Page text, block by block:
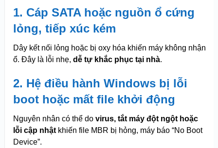
1. Cáp SATA hoặc nguồn ổ cứng
lỏng, tiếp xúc kém
Dây kết nối lỏng hoặc bị oxy hóa khiến máy không nhận
ổ. Đây là lỗi nhẹ, dễ tự khắc phục tại nhà.
2. Hệ điều hành Windows bị lỗi
boot hoặc mất file khởi động
Nguyên nhân có thể do virus, tắt máy đột ngột hoặc
lỗi cập nhậtkhiến file MBR bị hỏng, máy báo “No Boot
Device”.